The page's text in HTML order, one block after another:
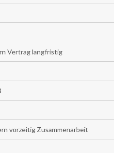
Vertrag langfristig
vorzeitig Zusammenarbeit